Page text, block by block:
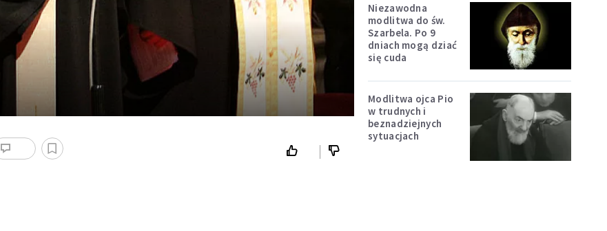
Niezawodna
modlitwa do św.
Szarbela. Po 9
dniach mogą dziać
się cuda
Modlitwa ojca Pio
w trudnych i
beznadziejnych
sytuacjach